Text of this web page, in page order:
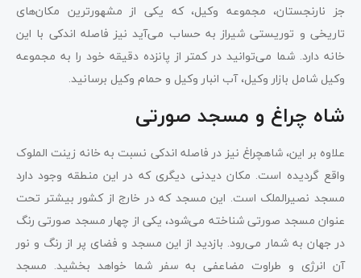
جز نارنجستان، مجموعه وکیل، که یکی از مشهورترین مکان‌های
تاریخی و توریستی شیراز به حساب می‌آید نیز فاصله اندکی با این
خانه دارد. شما می‌توانید در کمتر از پانزده دقیقه خود را به مجموعه
وکیل شامل بازار وکیل، آب انبار وکیل و حمام وکیل برسانید.
شاه چراغ و مسجد صورتی
علاوه بر این، شاهچراغ نیز در فاصله اندکی نسبت به خانه زینت الملوک
واقع گردیده است. مکان دیدنی دیگری که در این منطقه وجود دارد
مسجد نصیرالملک است. این مسجد که در خارج از کشور بیشتر تحت
عنوان مسجد صورتی شناخته می‌شود، یکی از چهار مسجد صورتی رنگ
در جهان به شمار می‌رود. بازدید از این مسجد و فضای پر از رنگ و نور
آن انرژی و طراوت مضاعفی به سفر شما خواهد بخشید. مسجد